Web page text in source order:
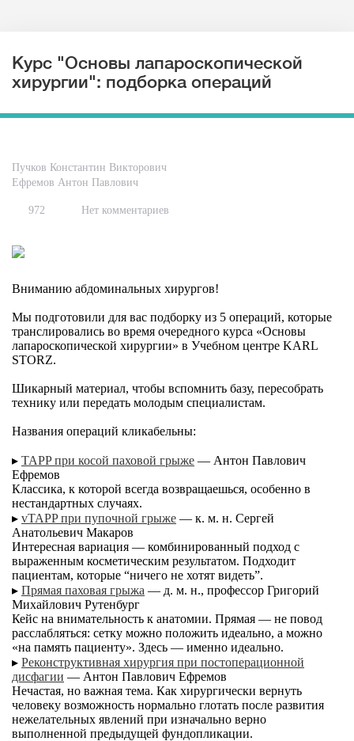
Курс "Основы лапароскопической
хирургии": подборка операций
Пучков Константин Викторович
Ефремов Антон Павлович
972 Нет комментариев
Вниманию абдоминальных хирургов!
Мы подготовили для вас подборку из 5 операций, которые
транслировались во время очередного курса «Основы
лапароскопической хирургии» в Учебном центре KARL
STORZ.
Шикарный материал, чтобы вспомнить базу, пересобрать
технику или передать молодым специалистам.
Названия операций кликабельны:
▸ TAPP при косой паховой грыже — Антон Павлович
Ефремов
Классика, к которой всегда возвращаешься, особенно в
нестандартных случаях.
▸ vTAPP при пупочной грыже — к. м. н. Сергей
Анатольевич Макаров
Интересная вариация — комбинированный подход с
выраженным косметическим результатом. Подходит
пациентам, которые “ничего не хотят видеть”.
▸ Прямая паховая грыжа — д. м. н., профессор Григорий
Михайлович Рутенбург
Кейс на внимательность к анатомии. Прямая — не повод
расслабляться: сетку можно положить идеально, а можно
«на память пациенту». Здесь — именно идеально.
▸ Реконструктивная хирургия при постоперационной
дисфагии — Антон Павлович Ефремов
Нечастая, но важная тема. Как хирургически вернуть
человеку возможность нормально глотать после развития
нежелательных явлений при изначально верно
выполненной предыдущей фундопликации.